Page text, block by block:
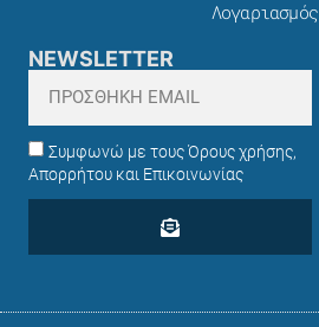
Λογαριασμός
NEWSLETTER
Συμφωνώ με τους Όρους χρήσης,
Απορρήτου και Επικοινωνίας